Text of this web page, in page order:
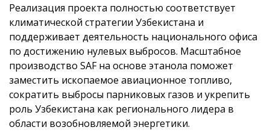
Реализация проекта полностью соответствует
климатической стратегии Узбекистана и
поддерживает деятельность национального офиса
по достижению нулевых выбросов. Масштабное
производство SAF на основе этанола поможет
заместить ископаемое авиационное топливо,
сократить выбросы парниковых газов и укрепить
роль Узбекистана как регионального лидера в
области возобновляемой энергетики.